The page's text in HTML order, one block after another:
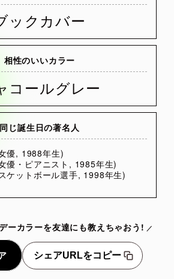
ックカバー
相性のいいカラー
コールグレー
同じ誕生日の著名人
優, 1988年生)
優・ピアニスト, 1985年生)
ケットボール選手, 1998年生)
ーカラーを友達にも教えちゃおう!
シェアURLをコピー